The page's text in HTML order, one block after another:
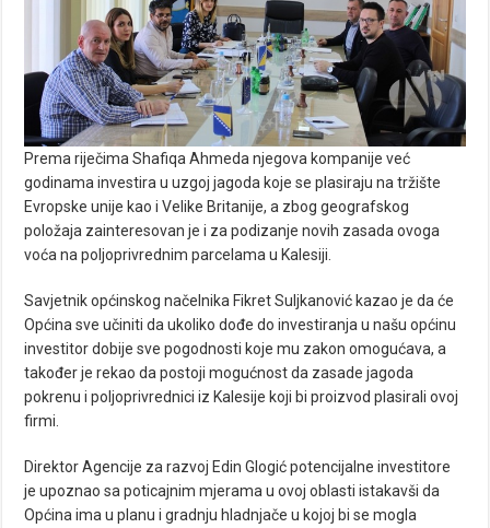
Prema riječima Shafiqa Ahmeda njegova kompanije već
godinama investira u uzgoj jagoda koje se plasiraju na tržište
Evropske unije kao i Velike Britanije, a zbog geografskog
položaja zainteresovan je i za podizanje novih zasada ovoga
voća na poljoprivrednim parcelama u Kalesiji.
Savjetnik općinskog načelnika Fikret Suljkanović kazao je da će
Općina sve učiniti da ukoliko dođe do investiranja u našu općinu
investitor dobije sve pogodnosti koje mu zakon omogućava, a
također je rekao da postoji mogućnost da zasade jagoda
pokrenu i poljoprivrednici iz Kalesije koji bi proizvod plasirali ovoj
firmi.
Direktor Agencije za razvoj Edin Glogić potencijalne investitore
je upoznao sa poticajnim mjerama u ovoj oblasti istakavši da
Općina ima u planu i gradnju hladnjače u kojoj bi se mogla